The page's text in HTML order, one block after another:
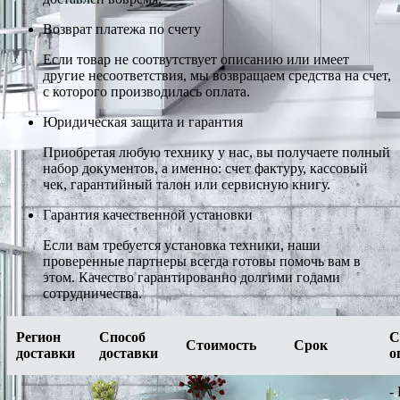
Возврат платежа по счету
Если товар не соотвутствует описанию или имеет
другие несоответствия, мы возвращаем средства на счет,
с которого производилась оплата.
Юридическая защита и гарантия
Приобретая любую технику у нас, вы получаете полный
набор документов, а именно: счет фактуру, кассовый
чек, гарантийный талон или сервисную книгу.
Гарантия качественной установки
Если вам требуется установка техники, наши
проверенные партнеры всегда готовы помочь вам в
этом. Качество гарантированно долгими годами
сотрудничества.
Регион
доставки
Способ
доставки
Стоимость Срок
-